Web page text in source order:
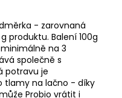
- zarovnaná
produktu. Balení 100g
na 3
společně s
potravu je
tlamy na lačno - díky
Probio vrátit i